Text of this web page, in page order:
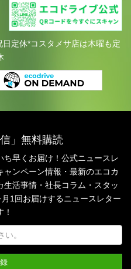
定休*コスタメサ店は木曜も定
」無料購読
早くお届け！公式ニュースレ
ャンペーン情報・最新のエコカ
活事情・社長コラム・ スタッ
1回お届けするニュースレター
！